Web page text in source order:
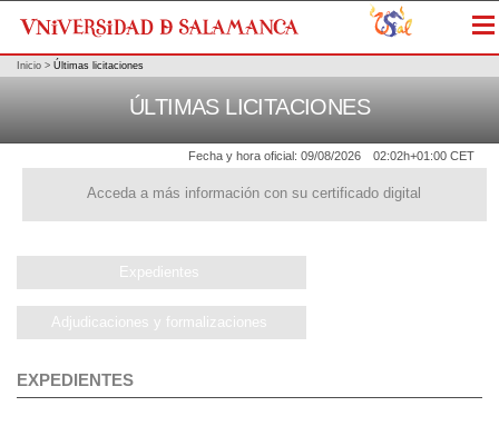
Fecha y hora oficial: 09/08/2026 02:02h+01:00 CET
Acceda a más información con su certificado digital
Inicio > Últimas licitaciones
ÚLTIMAS LICITACIONES
Expedientes
Adjudicaciones y formalizaciones
EXPEDIENTES